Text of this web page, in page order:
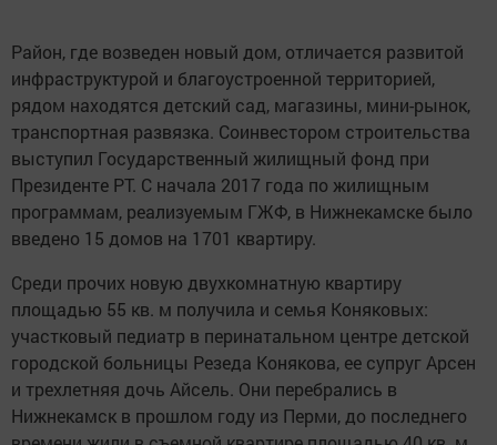
Район, где возведен новый дом, отличается развитой
инфраструктурой и благоустроенной территорией,
рядом находятся детский сад, магазины, мини-рынок,
транспортная развязка. Соинвестором строительства
выступил Государственный жилищный фонд при
Президенте РТ. С начала 2017 года по жилищным
программам, реализуемым ГЖФ, в Нижнекамске было
введено 15 домов на 1701 квартиру.
Среди прочих новую двухкомнатную квартиру
площадью 55 кв. м получила и семья Коняковых:
участковый педиатр в перинатальном центре детской
городской больницы Резеда Конякова, ее супруг Арсен
и трехлетняя дочь Айсель. Они перебрались в
Нижнекамск в прошлом году из Перми, до последнего